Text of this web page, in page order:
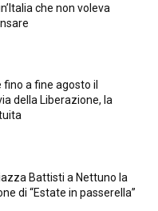
che non voleva
fino a fine agosto il
della Liberazione, la
Battisti a Nettuno la
di “Estate in passerella”